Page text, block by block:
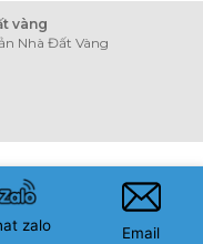
vàng
Nhà Đất Vàng
zalo Email